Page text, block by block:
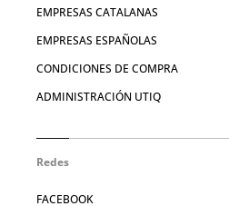
EMPRESAS CATALANAS
EMPRESAS ESPAÑOLAS
CONDICIONES DE COMPRA
ADMINISTRACIÓN UTIQ
Redes
FACEBOOK